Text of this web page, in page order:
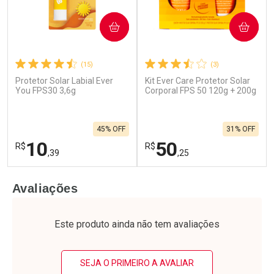
(15)
Protetor Solar Labial Ever
You FPS30 3,6g
R$10,39
45% OFF
COMPRAR
Laboratório
Por Menos
(3)
Kit Ever Care Protetor Solar
Corporal FPS 50 120g + 200g
R$50,25
31% OFF
COMPRAR
Laboratório
Por Menos
Avaliações
Este produto ainda não tem avaliações
SEJA O PRIMEIRO A AVALIAR